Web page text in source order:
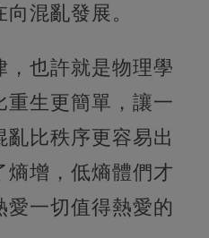
混亂發展。
，也許就是物理學
重生更簡單，讓一
比秩序更容易出
熵增，低熵體們才
愛一切值得熱愛的